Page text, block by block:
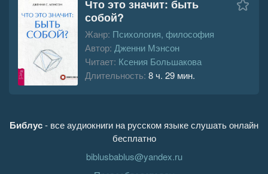
Что это значит: быть
собой?
Жанр: Психология, философия
Автор: Дженни Мэнсон
Читает: Ксения Большакова
Длительность: 8 ч. 29 мин.
Библус- все аудиокниги на русском языке слушать онлайн
бесплатно
biblusbablus@yandex.ru